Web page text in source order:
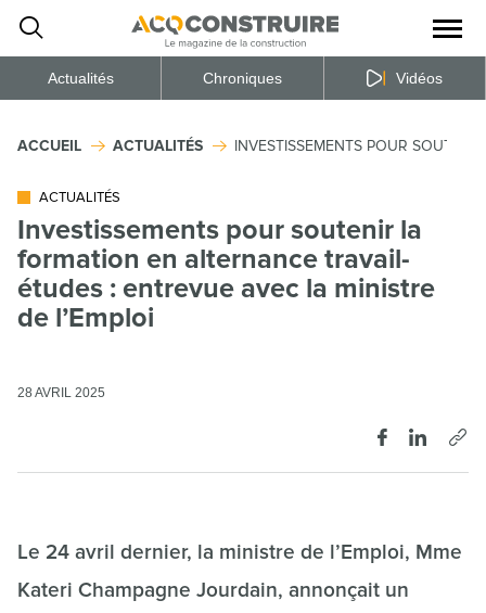
la
du
Actualités Chroniques Vidéos
ACCUEIL ACTUALITÉS INVESTISSEMENTS POUR
ACTUALITÉS
Investissements pour soutenir la
formation en alternance travail-
études : entrevue avec la ministre
de l’Emploi
28 AVRIL 2025
Le 24 avril dernier, la ministre de l’Emploi, Mme
Kateri Champagne Jourdain, annonçait un